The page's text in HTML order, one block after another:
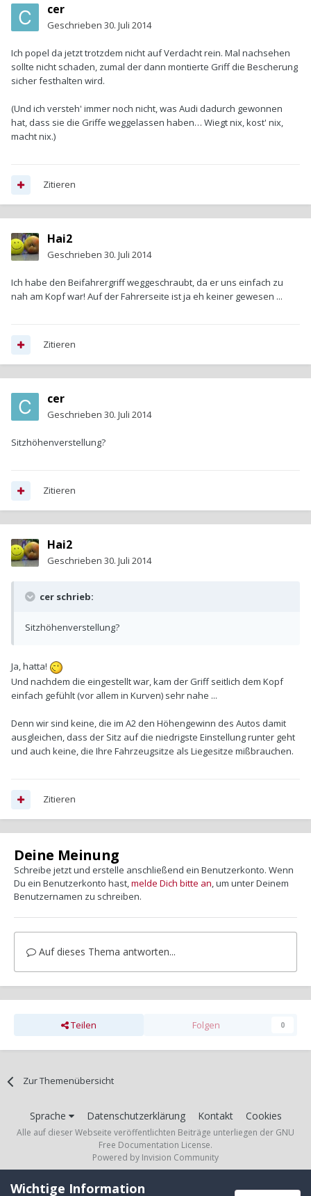
cer
Geschrieben 30. Juli 2014
Ich popel da jetzt trotzdem nicht auf Verdacht rein. Mal nachsehen
sollte nicht schaden, zumal der dann montierte Griff die Bescherung
sicher festhalten wird.
(Und ich versteh' immer noch nicht, was Audi dadurch gewonnen
hat, dass sie die Griffe weggelassen haben… Wiegt nix, kost' nix,
macht nix.)
Zitieren
Hai2
Geschrieben 30. Juli 2014
Ich habe den Beifahrergriff weggeschraubt, da er uns einfach zu
nah am Kopf war! Auf der Fahrerseite ist ja eh keiner gewesen ...
Zitieren
cer
Geschrieben 30. Juli 2014
Sitzhöhenverstellung?
Zitieren
Hai2
Geschrieben 30. Juli 2014
cer schrieb:
Sitzhöhenverstellung?
Ja, hatta!
Und nachdem die eingestellt war, kam der Griff seitlich dem Kopf
einfach gefühlt (vor allem in Kurven) sehr nahe ...
Denn wir sind keine, die im A2 den Höhengewinn des Autos damit
ausgleichen, dass der Sitz auf die niedrigste Einstellung runter geht
und auch keine, die Ihre Fahrzeugsitze als Liegesitze mißbrauchen.
Zitieren
Deine Meinung
Schreibe jetzt und erstelle anschließend ein Benutzerkonto. Wenn
Du ein Benutzerkonto hast,melde Dich bitte an, um unter Deinem
Benutzernamen zu schreiben.
Auf dieses Thema antworten...
Teilen Folgen 0
Zur Themenübersicht
Sprache Datenschutzerklärung Kontakt Cookies
Alle auf dieser Webseite veröffentlichten Beiträge unterliegen der GNU
Free Documentation License.
Powered by Invision Community
Wichtige Information